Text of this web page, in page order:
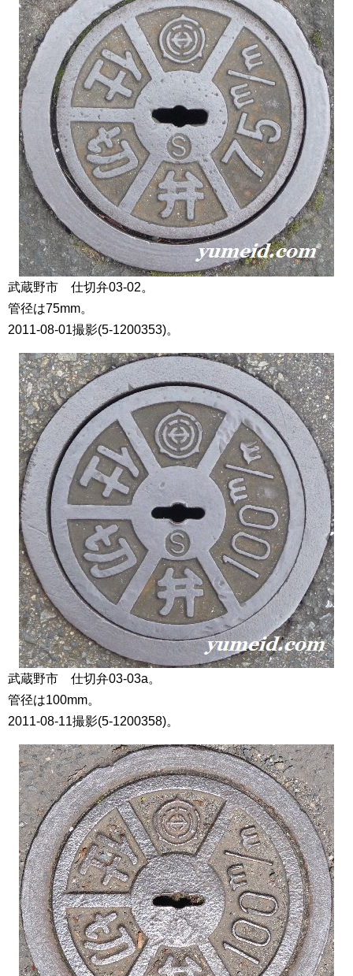
武蔵野市 仕切弁03-02。
管径は75mm。
2011-08-01撮影(5-1200353)。
武蔵野市 仕切弁03-03a。
管径は100mm。
2011-08-11撮影(5-1200358)。